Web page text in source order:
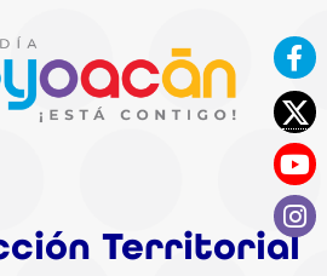
Territorial